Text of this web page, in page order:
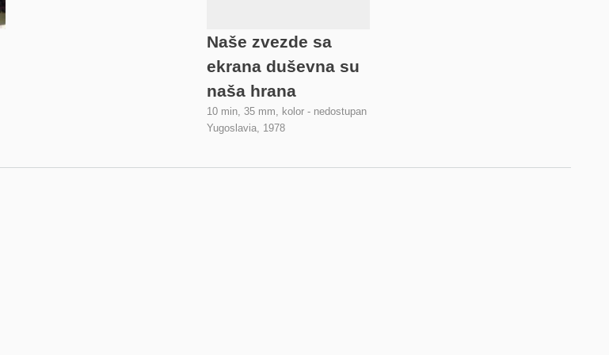
Naše zvezde sa
ekrana duševna su
naša hrana
10 min, 35 mm, kolor - nedostupan
Yugoslavia, 1978